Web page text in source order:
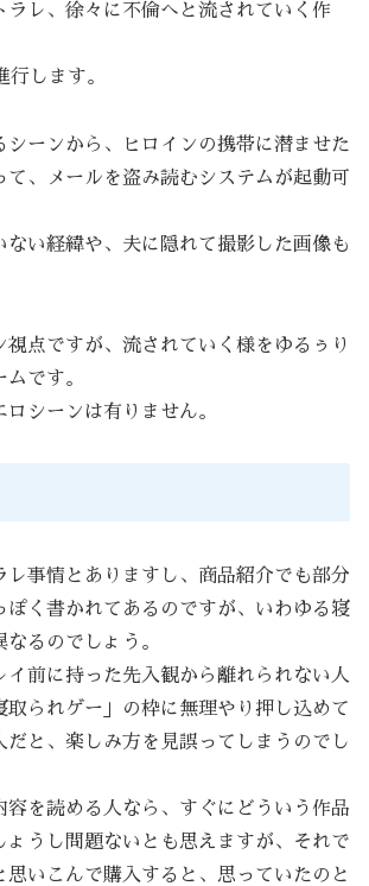
ラレ、徐々に不倫へと流されていく作
します。
シーンから、ヒロインの携帯に潜ませた
て、メールを盗み読むシステムが起動可
ない経緯や、夫に隠れて撮影した画像も
視点ですが、流されていく様をゆるぅり
です。
シーンは有りません。
レ事情とありますし、商品紹介でも部分
ぽく書かれてあるのですが、いわゆる寝
るのでしょう。
イ前に持った先入観から離れられない人
取られゲー」の枠に無理やり押し込めて
だと、楽しみ方を見誤ってしまうのでし
容を読める人なら、すぐにどういう作品
ょうし問題ないとも思えますが、それで
思いこんで購入すると、思っていたのと